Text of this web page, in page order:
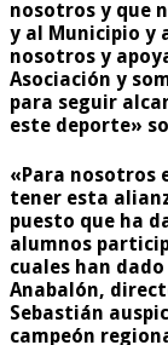
nosotros y que
y al Municipio y
nosotros y
Asociación y
para seguir
este deporte»
«Para nosotros
tener esta
puesto que ha
alumnos
cuales han
Anabalón,
Sebastián
campeón